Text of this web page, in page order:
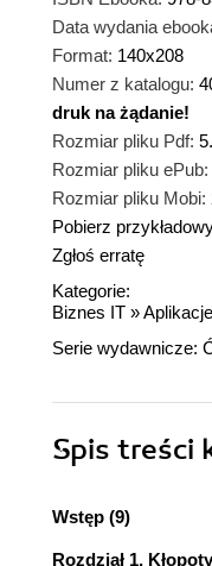
Data wydania
Format: 140x208
Numer z katalogu:
druk na żądanie!
Rozmiar pliku Pdf:
Rozmiar pliku ePub:
Rozmiar pliku Mobi:
Pobierz
Zgłoś erratę
Kategorie:
Biznes IT »
Serie wydawnicze:
Spis treści
Wstęp (9)
Rozdział 1.